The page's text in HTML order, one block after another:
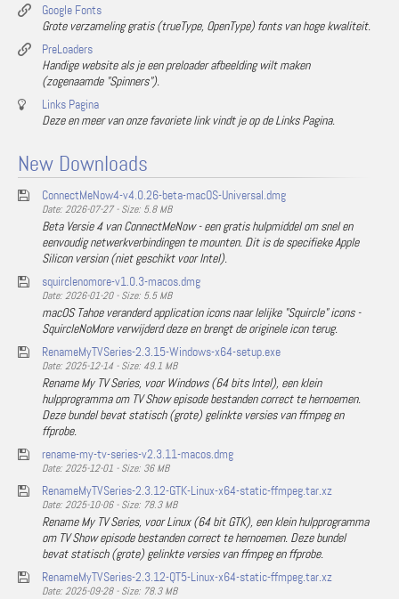
Google Fonts
Grote verzameling gratis (trueType, OpenType) fonts van hoge kwaliteit.
PreLoaders
Handige website als je een preloader afbeelding wilt maken
(zogenaamde "Spinners").
Links Pagina
Deze en meer van onze favoriete link vindt je op de Links Pagina.
New Downloads
ConnectMeNow4-v4.0.26-beta-macOS-Universal.dmg
Date: 2026-07-27 - Size: 5.8 MB
Beta Versie 4 van ConnectMeNow - een gratis hulpmiddel om snel en
eenvoudig netwerkverbindingen te mounten. Dit is de specifieke Apple
Silicon version (niet geschikt voor Intel).
squirclenomore-v1.0.3-macos.dmg
Date: 2026-01-20 - Size: 5.5 MB
macOS Tahoe veranderd application icons naar lelijke "Squircle" icons -
SquircleNoMore verwijderd deze en brengt de originele icon terug.
RenameMyTVSeries-2.3.15-Windows-x64-setup.exe
Date: 2025-12-14 - Size: 49.1 MB
Rename My TV Series, voor Windows (64 bits Intel), een klein
hulpprogramma om TV Show episode bestanden correct te hernoemen.
Deze bundel bevat statisch (grote) gelinkte versies van ffmpeg en
ffprobe.
rename-my-tv-series-v2.3.11-macos.dmg
Date: 2025-12-01 - Size: 36 MB
RenameMyTVSeries-2.3.12-GTK-Linux-x64-static-ffmpeg.tar.xz
Date: 2025-10-06 - Size: 78.3 MB
Rename My TV Series, voor Linux (64 bit GTK), een klein hulpprogramma
om TV Show episode bestanden correct te hernoemen. Deze bundel
bevat statisch (grote) gelinkte versies van ffmpeg en ffprobe.
RenameMyTVSeries-2.3.12-QT5-Linux-x64-static-ffmpeg.tar.xz
Date: 2025-09-28 - Size: 78.3 MB